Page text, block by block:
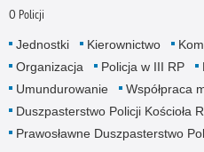
O Policji
Jednostki Kierownictwo
Organizacja
Policja w III RP
Umundurowanie
Współpraca
Duszpasterstwo Policji Kościoła
Prawosławne Duszpasterstwo